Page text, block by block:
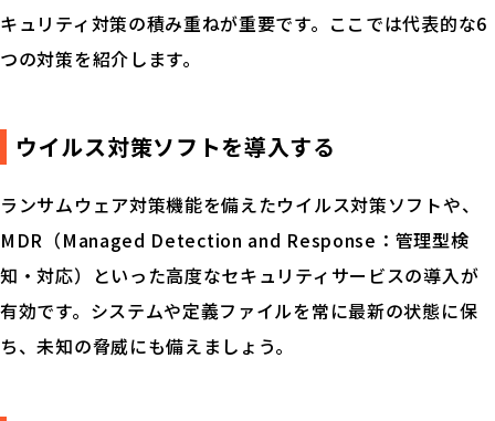
キュリティ対策の積み重ねが重要です。ここでは代表的な6
つの対策を紹介します。
ウイルス対策ソフトを導入する
ランサムウェア対策機能を備えたウイルス対策ソフトや、
MDR（Managed Detection and Response：管理型検
知・対応）といった高度なセキュリティサービスの導入が
有効です。システムや定義ファイルを常に最新の状態に保
ち、未知の脅威にも備えましょう。